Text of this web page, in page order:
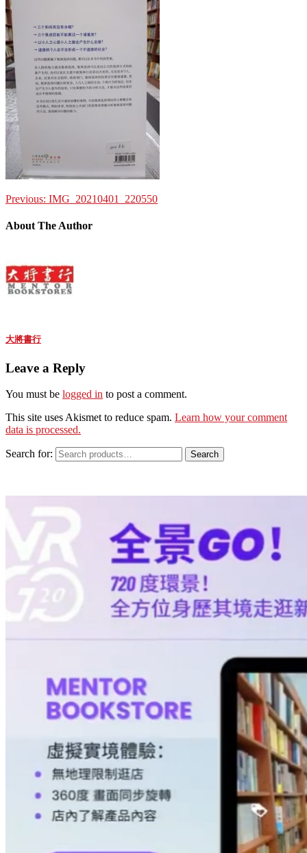
Previous: IMG_20210401_220550
About The Author
大將書行
Leave a Reply
You must be logged in to post a comment.
This site uses Akismet to reduce spam. Learn how your comment
data is processed.
Search for: Search